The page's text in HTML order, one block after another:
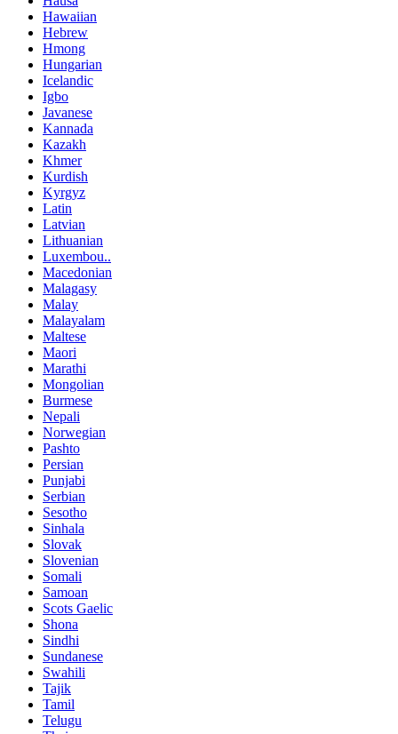
Hawaiian
Hebrew
Hmong
Hungarian
Icelandic
Igbo
Javanese
Kannada
Kazakh
Khmer
Kurdish
Kyrgyz
Latin
Latvian
Lithuanian
Luxembou..
Macedonian
Malagasy
Malay
Malayalam
Maltese
Maori
Marathi
Mongolian
Burmese
Nepali
Norwegian
Pashto
Persian
Punjabi
Serbian
Sesotho
Sinhala
Slovak
Slovenian
Somali
Samoan
Scots Gaelic
Shona
Sindhi
Sundanese
Swahili
Tajik
Tamil
Telugu